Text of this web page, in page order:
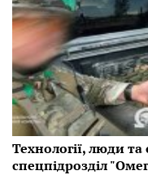
Технології, люди
спецпідрозділ